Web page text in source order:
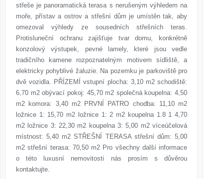
střeše je panoramatická terasa s nerušeným výhledem na
moře, přístav a ostrov a střešní dům je umístěn tak, aby
omezoval výhledy ze sousedních střešních teras.
Protisluneční ochranu zajišťuje tvar domu, konkrétně
konzolový výstupek, pevné lamely, které jsou vedle
tradičního kamene rozpoznatelným motivem sídliště, a
elektricky pohyblivé žaluzie. Na pozemku je parkoviště pro
dvě vozidla. PŘÍZEMÍ vstupní plocha: 3,10 m2 schodiště:
6,70 m2 obývací pokoj: 45,70 m2 společná koupelna: 4,50
m2 komora: 3,40 m2 PRVNÍ PATRO chodba: 11,10 m2
ložnice 1: 15,70 m2 ložnice 1: 2 m2 koupelna 1.8 1 4,70
m2 ložnice 3: 22,30 m2 koupelna 3: 5,00 m2 víceúčelová
místnost: 5,40 m2 STŘEŠNÍ TERASA střešní dům: 5,00
m2 střešní terasa: 70,50 m2 Pro všechny další informace
o této luxusní nemovitosti nás prosím s důvěrou
kontaktujte.